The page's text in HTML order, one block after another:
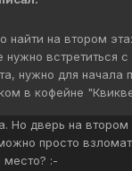
найти на втором
встретиться
нужно для начала
в кофейне
Но дверь на
просто
место? :-